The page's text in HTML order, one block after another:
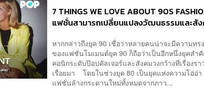
7 THINGS WE LOVE ABOUT 90S
แฟชั่นสามารถเปลี่ยนแปลงวัฒนธรรมและสั
หากกล่าวถึงยุค 90 เชื่อว่าหลายคนน่าจะมีความท
ของแฟชั่นโมเมนต์ยุค 90 ก็ถือว่าเป็นอีกหนึ่งยุคสำ
คอนิกระดับป๊อปคัลเจอร์และสังคมวงกว้างที่เรื่องร
เรื่อยมา โดยในช่วงยุค 80 เป็นยุคแห่งความโอ่อ่า
แฟชั่นล้างกระดานใหม่ทั้งหมดจากภาว...